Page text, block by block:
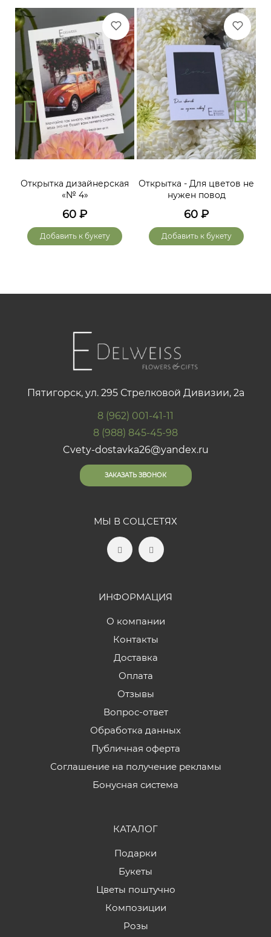
Открытка дизайнерская
«№ 4»
60 ₽
Добавить к букету
Открытка - Для цветов не
нужен повод
60 ₽
Добавить к букету
Пятигорск, ул. 295 Стрелковой Дивизии, 2а
8 (962) 001-41-11
8 (988) 845-45-98
Cvety-dostavka26@yandex.ru
ЗАКАЗАТЬ ЗВОНОК
МЫ В СОЦ.СЕТЯХ
ИНФОРМАЦИЯ
О компании
Контакты
Доставка
Оплата
Отзывы
Вопрос-ответ
Обработка данных
Публичная оферта
Соглашение на получение рекламы
Бонусная система
КАТАЛОГ
Подарки
Букеты
Цветы поштучно
Композиции
Розы